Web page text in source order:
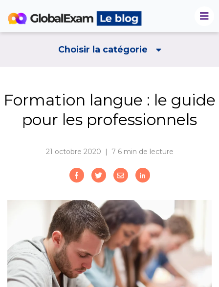
Choisir la catégorie
Formation langue : le guide
pour les professionnels
21 octobre 2020 | 7 6 min de lecture